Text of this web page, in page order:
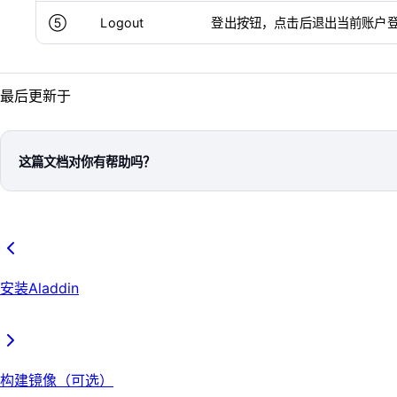
⑤ Logout 登出按钮，点击后退出当前账户登
最后更新于
这篇文档对你有帮助吗？
安装Aladdin
构建镜像（可选）